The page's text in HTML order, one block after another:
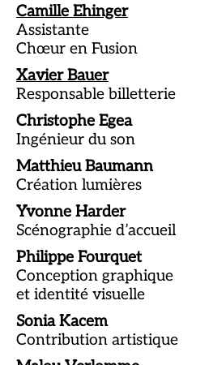
Camille Ehinger
Assistante
Chœur en Fusion
Xavier Bauer
Responsable billetterie
Christophe Egea
Ingénieur du son
Matthieu Baumann
Création lumières
Yvonne Harder
Scénographie d’accueil
Philippe Fourquet
Conception graphique
et identité visuelle
Sonia Kacem
Contribution artistique